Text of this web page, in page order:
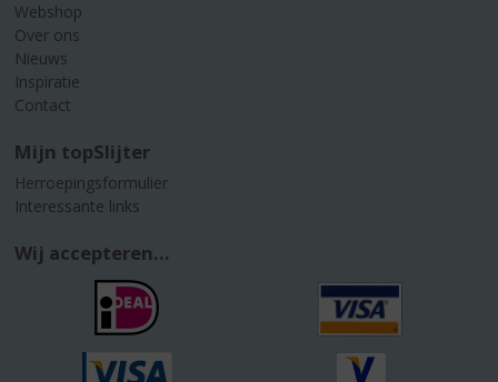
Webshop
Over ons
Nieuws
Inspiratie
Contact
Mijn topSlijter
Herroepingsformulier
Interessante links
Wij accepteren...